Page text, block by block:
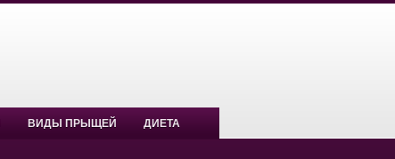
ВИДЫ ПРЫЩЕЙ ДИЕТА